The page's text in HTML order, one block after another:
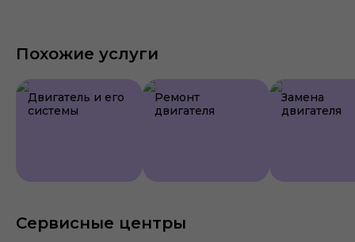
Похожие услуги
Двигатель и его
системы
Ремонт
двигателя
Замена
двигателя
Сервисные центры